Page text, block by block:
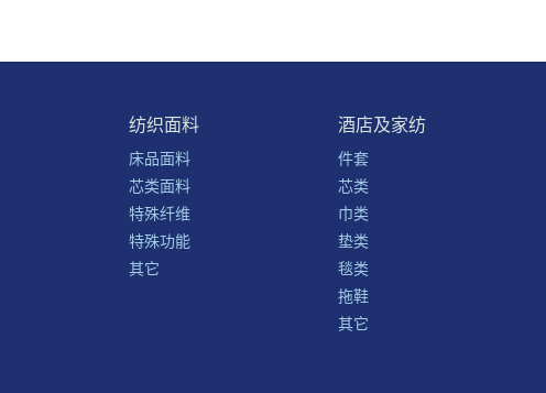
纺织面料
床品面料
芯类面料
特殊纤维
特殊功能
其它
酒店及家纺
件套
芯类
巾类
垫类
毯类
拖鞋
其它